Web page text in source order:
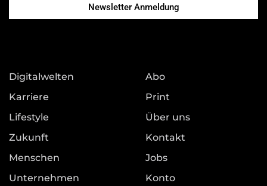
Newsletter Anmeldung
Digitalwelten
Karriere
Lifestyle
Zukunft
Menschen
Unternehmen
Abo
Print
Über uns
Kontakt
Jobs
Konto